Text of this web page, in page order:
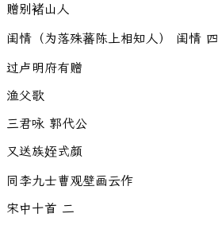
赠别褚山人
闺情（为落殊蕃陈上相知人） 闺情 四
过卢明府有赠
渔父歌
三君咏 郭代公
又送族姪式颜
同李九士曹观壁画云作
宋中十首 二